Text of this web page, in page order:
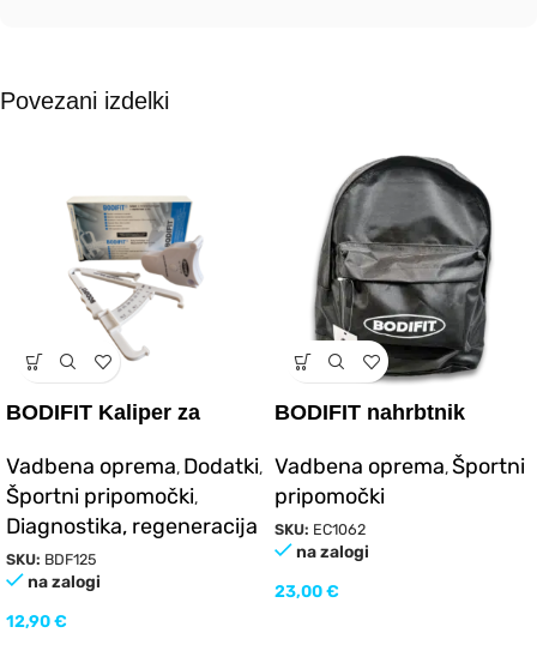
Povezani izdelki
BODIFIT Kaliper za
merilni trak za telo
Vadbena oprema, Dodatki,
Športni pripomočki,
Diagnostika, regeneracija
SKU: BDF125
na zalogi
12,90€
BODIFIT nahrbtnik
Vadbena oprema,Športni
pripomočki
SKU: EC1062
na zalogi
23,00€